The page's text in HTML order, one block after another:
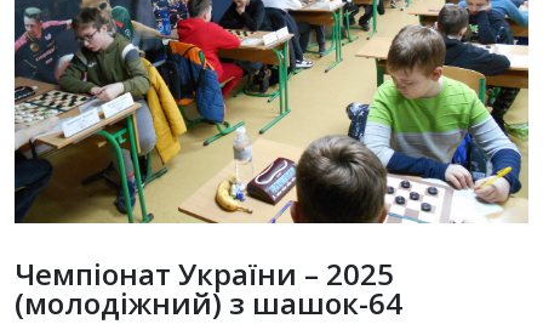
Чемпіонат України – 2025
(молодіжний) з шашок-64